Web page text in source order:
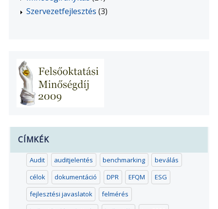
Szervezetfejlesztés (3)
CÍMKÉK
Audit auditjelentés benchmarking
beválás
célok
dokumentáció DPR EFQM
ESG
fejlesztési javaslatok
felmérés